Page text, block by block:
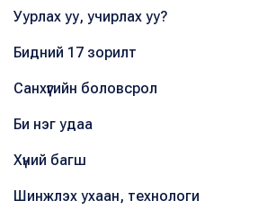
Уурлах уу, учирлах уу?
Бидний 17 зорилт
Санхүүгийн боловсрол
Би нэг удаа
Хүний багш
Шинжлэх ухаан, технологи